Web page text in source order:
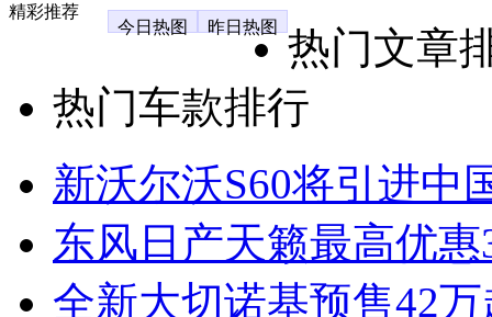
精彩推荐
今日热图
昨日热图
热门文章
热门车款排行
新沃尔沃S60将引进中
东风日产天籁最高优
全新大切诺基预售42